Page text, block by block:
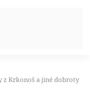
z Krkonoš a jiné dobroty